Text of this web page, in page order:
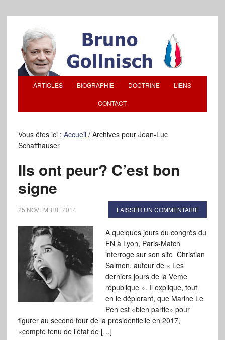
ARTICLES BIOGRAPHIE DOCTRINE LIENS
CONTACT
Vous êtes ici : Accueil /Archives pour Jean-Luc
Schaffhauser
Ils ont peur? C’est bon
signe
25 NOVEMBRE 2014 LAISSER UN COMMENTAIRE
A quelques jours du congrès du
FN à Lyon, Paris-Match
interroge sur son site Christian
Salmon, auteur de « Les
derniers jours de la Vème
république ». Il explique, tout
en le déplorant, que Marine Le
Pen est «bien partie» pour
figurer au second tour de la présidentielle en 2017,
«compte tenu de l’état de […]